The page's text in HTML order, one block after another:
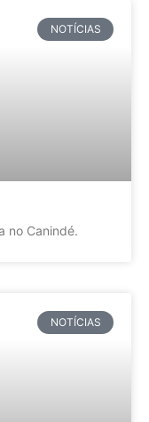
NOTÍCIAS
no Canindé.
NOTÍCIAS